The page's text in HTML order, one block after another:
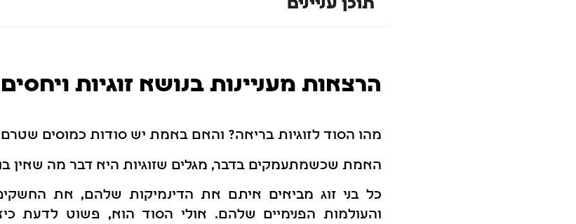
תוכן עניינים
הרצאות מעניינות בנושא זוגיות ויחסים
מהו הסוד לזוגיות בריאה? והאם באמת יש סודות כמוסים שטרם
האמת שכשמתעמקים בדבר, מגלים שזוגיות היא דבר מה שאין
כל בני זוג מביאים איתם את הדינמיקות שלהם, את
והעולמות הפנימיים שלהם. אולי הסוד הוא, פשוט לדעת